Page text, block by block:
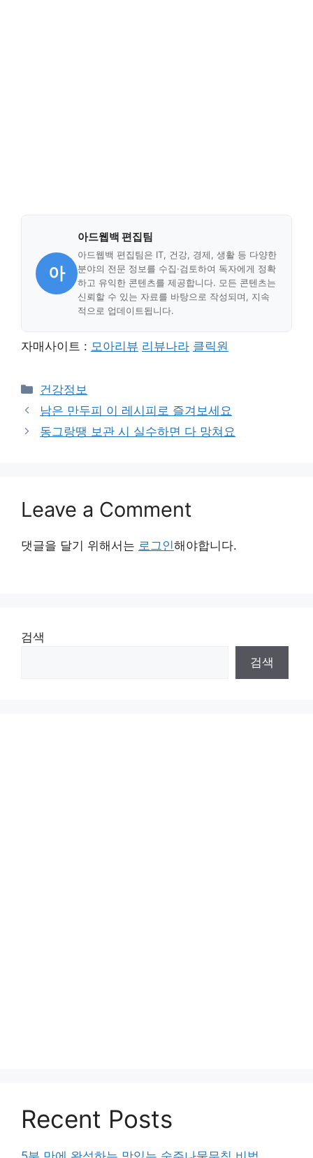
아
아드웹백 편집팀
아드웹백 편집팀은 IT, 건강, 경제, 생활 등 다양한
분야의 전문 정보를 수집·검토하여 독자에게 정확
하고 유익한 콘텐츠를 제공합니다. 모든 콘텐츠는
신뢰할 수 있는 자료를 바탕으로 작성되며, 지속
적으로 업데이트됩니다.
자매사이트 : 모아리뷰 리뷰나라 클릭원
Categories
건강정보
남은 만두피 이 레시피로 즐겨보세요
동그랑땡 보관 시 실수하면 다 망쳐요
Leave a Comment
댓글을 달기 위해서는 로그인해야합니다.
검색
검색
Recent Posts